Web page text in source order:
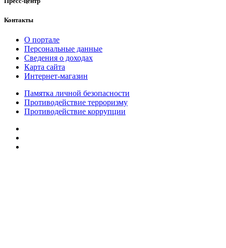
Контакты
О портале
Персональные данные
Сведения о доходах
Карта сайта
Интернет-магазин
Памятка личной безопасности
Противодействие терроризму
Противодействие коррупции